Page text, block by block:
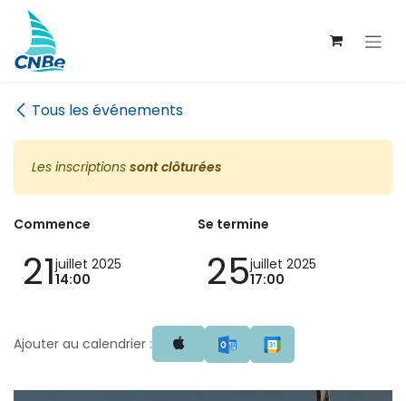
Se rendre au contenu
Tous les événements
Les inscriptions sont clôturées
Commence
21juillet 2025
14:00
Se termine
25juillet 2025
17:00
Ajouter au calendrier :